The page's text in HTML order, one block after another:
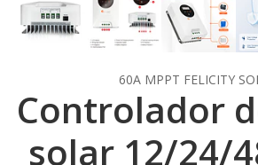
60A MPPT FELICITY
Controlador
solar 12/24/